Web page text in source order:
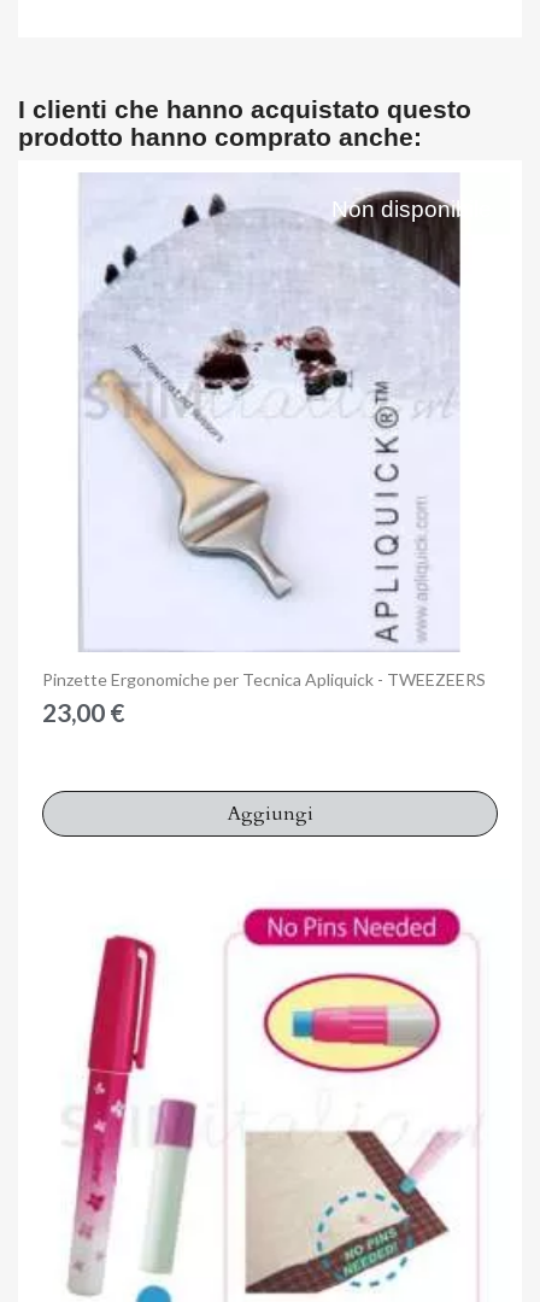
I clienti che hanno acquistato questo
prodotto hanno comprato anche:
Anteprima
Non disponibile
Pinzette Ergonomiche per Tecnica Apliquick - TWEEZEERS
23,00 €
Aggiungi